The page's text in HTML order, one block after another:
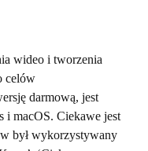
wideo i tworzenia
celów
darmową, jest
i macOS. Ciekawe jest
był wykorzystywany